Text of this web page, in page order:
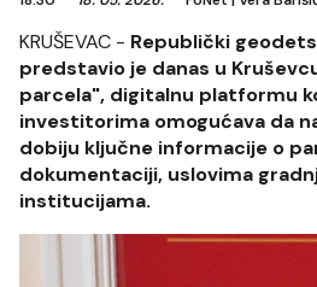
KRUŠEVAC - Republički
predstavio je danas u
parcela", digitalnu platformu
investitorima omogućava da
dobiju ključne informacije o
dokumentaciji, uslovima
institucijama.